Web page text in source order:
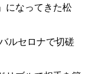
になってきた松
ルセロナで切磋